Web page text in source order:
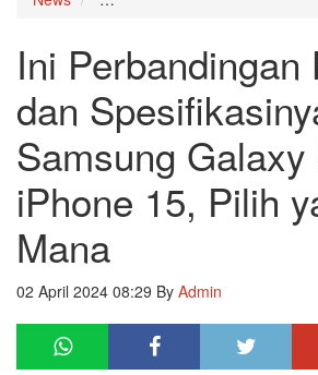
Ini Perbandingan
dan
Samsung Galaxy
iPhone 15, Pilih
Mana
02 April 2024 08:29 By Admin